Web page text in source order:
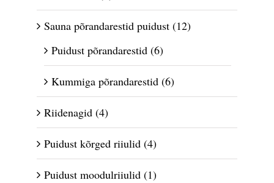
Sauna põrandarestid puidust (12)
Puidust põrandarestid (6)
Kummiga põrandarestid (6)
Riidenagid (4)
Puidust kõrged riiulid (4)
Puidust moodulriiulid (1)